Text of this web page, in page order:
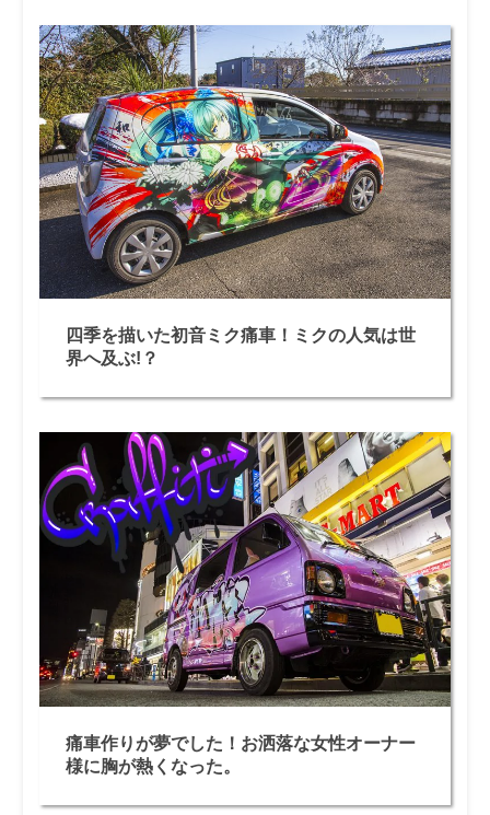
四季を描いた初音ミク痛車！ミクの人気は世
界へ及ぶ!？
痛車作りが夢でした！お洒落な女性オーナー
様に胸が熱くなった。